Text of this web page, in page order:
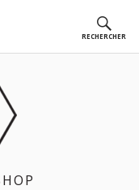
RECHERCHER